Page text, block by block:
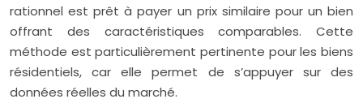
rationnel est prêt à payer un prix similaire pour un bien
offrant des caractéristiques comparables. Cette
méthode est particulièrement pertinente pour les biens
résidentiels, car elle permet de s’appuyer sur des
données réelles du marché.